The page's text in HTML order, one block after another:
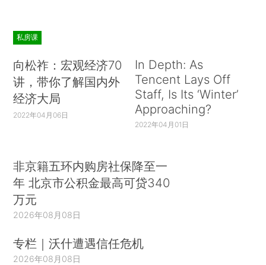
私房课
向松祚：宏观经济70
讲，带你了解国内外
经济大局
2022年04月06日
In Depth: As
Tencent Lays Off
Staff, Is Its ‘Winter’
Approaching?
2022年04月01日
非京籍五环内购房社保降至一
年 北京市公积金最高可贷340
万元
2026年08月08日
专栏｜沃什遭遇信任危机
2026年08月08日